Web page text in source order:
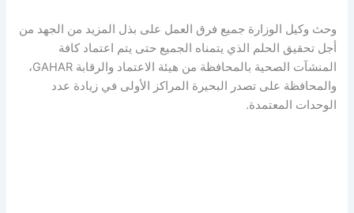
وحث وكيل الوزارة جميع فرق العمل على بذل المزيد من الجهد من
أجل تحقيق الحلم الذي يتمناه الجميع حتى يتم اعتماد كافة
المنشآت الصحية بالمحافظة من هيئة الاعتماد والرقابة GAHAR،
والمحافظة على تصدر البحيرة المراكز الأولى في زيادة عدد
الوحدات المعتمدة.